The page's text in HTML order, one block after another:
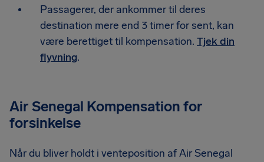
Passagerer, der ankommer til deres
destination mere end 3 timer for sent, kan
være berettiget til kompensation. Tjek din
flyvning.
Air Senegal Kompensation for
forsinkelse
Når du bliver holdt i venteposition af Air Senegal